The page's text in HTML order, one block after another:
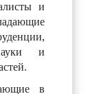
и
и
в